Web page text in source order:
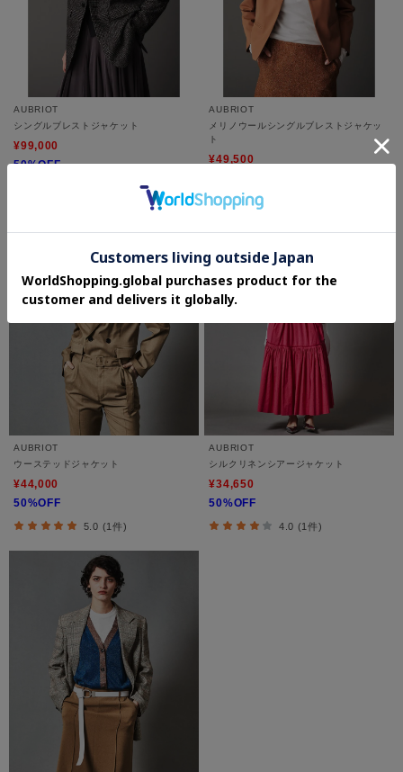
AUBRIOT
シングルブレストジャケット
¥99,000
50%OFF
AUBRIOT
メリノウールシングルブレストジャケッ
ト
¥49,500
AUBRIOT
ウーステッドジャケット
¥44,000
50%OFF
5.0 (1件)
AUBRIOT
シルクリネンシアージャケット
¥34,650
50%OFF
4.0 (1件)